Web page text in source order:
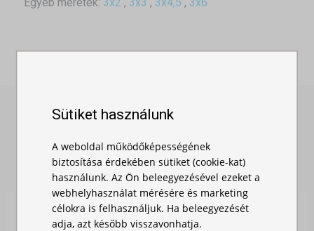
HASONLÓ TERMÉKEK
Sütiket használunk
A weboldal működőképességének
biztosítása érdekében sütiket (cookie-kat)
használunk. Az Ön beleegyezésével ezeket a
webhelyhasználat mérésére és marketing
célokra is felhasználjuk. Ha beleegyezését
adja, azt később visszavonhatja.